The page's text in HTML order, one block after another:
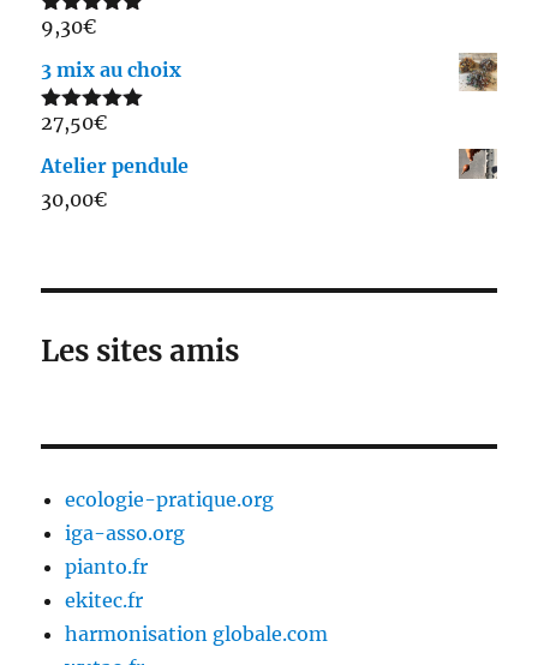
Note5.00
9,30€
3 mix au choix
Note5.00
27,50€
Atelier pendule
30,00€
Les sites amis
ecologie-pratique.org
iga-asso.org
pianto.fr
ekitec.fr
harmonisation globale.com